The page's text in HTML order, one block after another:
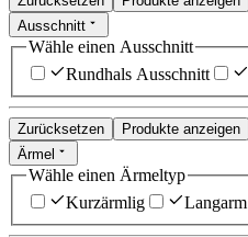
Ausschnitt
Wähle einen Ausschnitt
Rundhals Ausschnitt
Zurücksetzen
Produkte anzeigen
Ärmel
Wähle einen Ärmeltyp
Kurzärmlig
Langarm